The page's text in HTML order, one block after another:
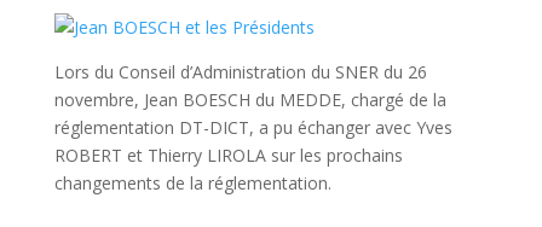
Lors du Conseil d’Administration du SNER du 26
novembre, Jean BOESCH du MEDDE, chargé de la
réglementation DT-DICT, a pu échanger avec Yves
ROBERT et Thierry LIROLA sur les prochains
changements de la réglementation.